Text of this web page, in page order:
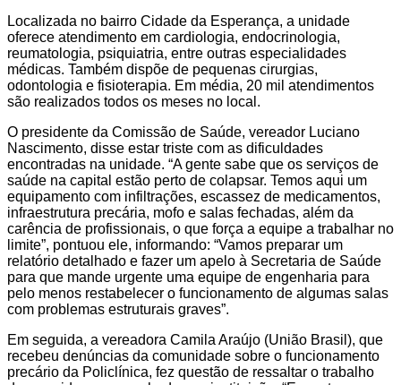
Localizada no bairro Cidade da Esperança, a unidade
oferece atendimento em cardiologia, endocrinologia,
reumatologia, psiquiatria, entre outras especialidades
médicas. Também dispõe de pequenas cirurgias,
odontologia e fisioterapia. Em média, 20 mil atendimentos
são realizados todos os meses no local.
O presidente da Comissão de Saúde, vereador Luciano
Nascimento, disse estar triste com as dificuldades
encontradas na unidade. “A gente sabe que os serviços de
saúde na capital estão perto de colapsar. Temos aqui um
equipamento com infiltrações, escassez de medicamentos,
infraestrutura precária, mofo e salas fechadas, além da
carência de profissionais, o que força a equipe a trabalhar no
limite”, pontuou ele, informando: “Vamos preparar um
relatório detalhado e fazer um apelo à Secretaria de Saúde
para que mande urgente uma equipe de engenharia para
pelo menos restabelecer o funcionamento de algumas salas
com problemas estruturais graves”.
Em seguida, a vereadora Camila Araújo (União Brasil), que
recebeu denúncias da comunidade sobre o funcionamento
precário da Policlínica, fez questão de ressaltar o trabalho